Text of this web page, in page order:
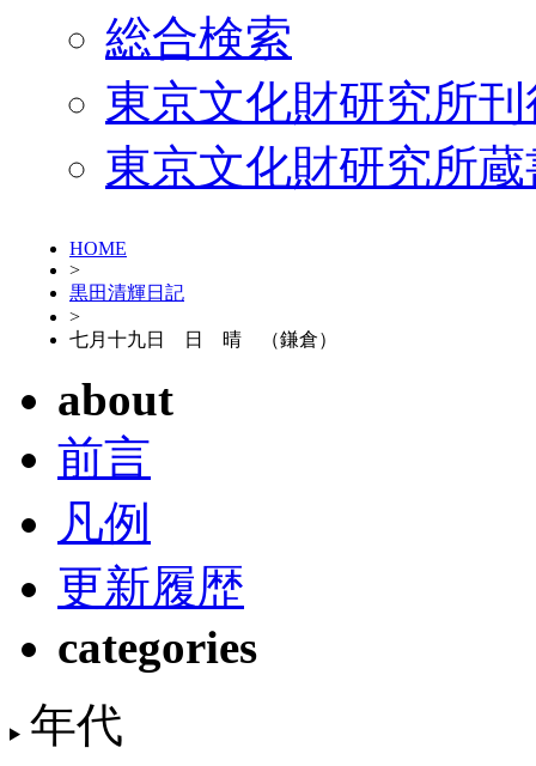
総合検索
東京文化財研究所
東京文化財研究所
HOME
>
黒田清輝日記
>
七月十九日 日 晴 （鎌倉）
about
前言
凡例
更新履歴
categories
年代